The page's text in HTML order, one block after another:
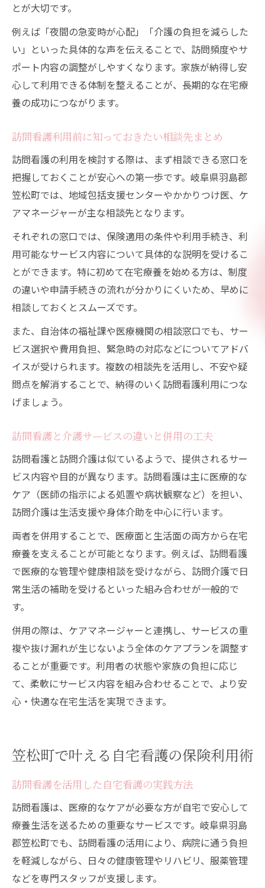
とが大切です。
例えば「夜間の急変時が心配」「介護の負担を減らした
い」といった具体的な声を伝えることで、訪問頻度やサ
ポート内容の調整がしやすくなります。家族が納得し安
心して利用できる体制を整えることが、長期的な在宅療
養の成功につながります。
訪問看護利用前に知っておきたい相談先まとめ
訪問看護の利用を検討する際は、まず相談できる窓口を
把握しておくことが安心への第一歩です。岐阜県羽島郡
笠松町では、地域包括支援センターやかかりつけ医、ケ
アマネージャーが主な相談先となります。
それぞれの窓口では、保険適用の条件や利用手続き、利
用可能なサービス内容について具体的な説明を受けるこ
とができます。特に初めて在宅療養を始める方は、制度
の違いや申請手続きの流れが分かりにくいため、早めに
相談しておくとスムーズです。
また、自治体の福祉課や医療機関の相談窓口でも、サー
ビス選択や費用負担、緊急時の対応などについてアドバ
イスが受けられます。複数の相談先を活用し、不安や疑
問点を解消することで、納得のいく訪問看護利用につな
げましょう。
訪問看護と介護サービスの違いと併用の工夫
訪問看護と訪問介護は似ているようで、提供されるサー
ビス内容や目的が異なります。訪問看護は主に医療的な
ケア（医師の指示による処置や病状観察など）を担い、
訪問介護は生活支援や身体介助を中心に行います。
両者を併用することで、医療面と生活面の両方から在宅
療養を支えることが可能となります。例えば、訪問看護
で医療的な管理や健康相談を受けながら、訪問介護で日
常生活の補助を受けるといった組み合わせが一般的で
す。
併用の際は、ケアマネージャーと連携し、サービスの重
複や抜け漏れが生じないよう全体のケアプランを調整す
ることが重要です。利用者の状態や家族の負担に応じ
て、柔軟にサービス内容を組み合わせることで、より安
心・快適な在宅生活を実現できます。
笠松町で叶える自宅看護の保険利用術
訪問看護を活用した自宅看護の実践方法
訪問看護は、医療的なケアが必要な方が自宅で安心して
療養生活を送るための重要なサービスです。岐阜県羽島
郡笠松町でも、訪問看護の活用により、病院に通う負担
を軽減しながら、日々の健康管理やリハビリ、服薬管理
などを専門スタッフが支援します。